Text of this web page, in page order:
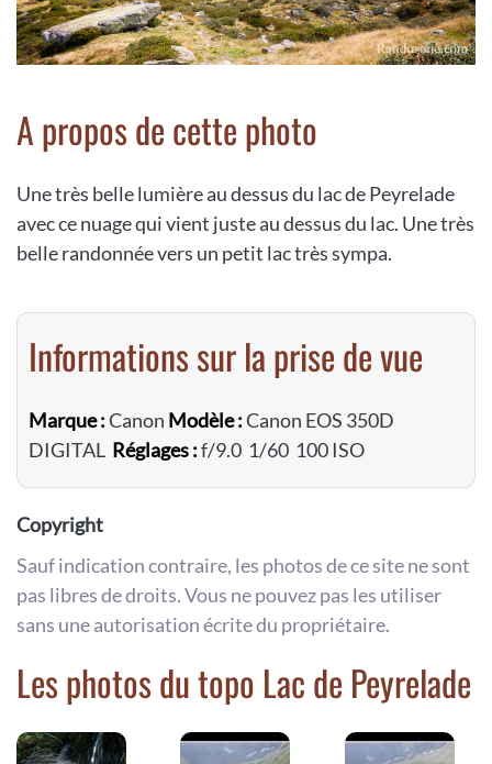
A propos de cette photo
Une très belle lumière au dessus du lac de Peyrelade
avec ce nuage qui vient juste au dessus du lac. Une très
belle randonnée vers un petit lac très sympa.
Informations sur la prise de vue
Marque :Canon Modèle :Canon EOS 350D
DIGITAL Réglages :f/9.0 1/60 100 ISO
Copyright
Sauf indication contraire, les photos de ce site ne sont
pas libres de droits. Vous ne pouvez pas les utiliser
sans une autorisation écrite du propriétaire.
Les photos du topo Lac de Peyrelade